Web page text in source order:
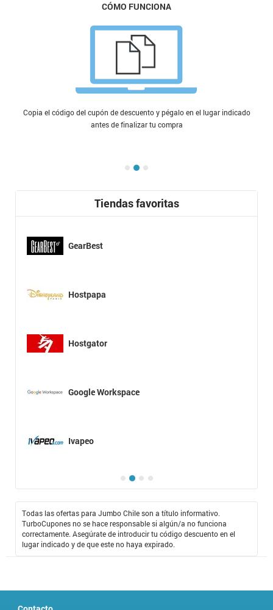
CÓMO FUNCIONA
Copia el código del cupón de descuento y pégalo en el lugar indicado
antes de finalizar tu compra
Tiendas favoritas
GearBest
Hostpapa
Hostgator
Google Workspace
Ivapeo
Todas las ofertas para Jumbo Chile son a título informativo.
TurboCupones no se hace responsable si algún/a no funciona
correctamente. Asegúrate de introducir tu código descuento en el
lugar indicado y de que este no haya expirado.